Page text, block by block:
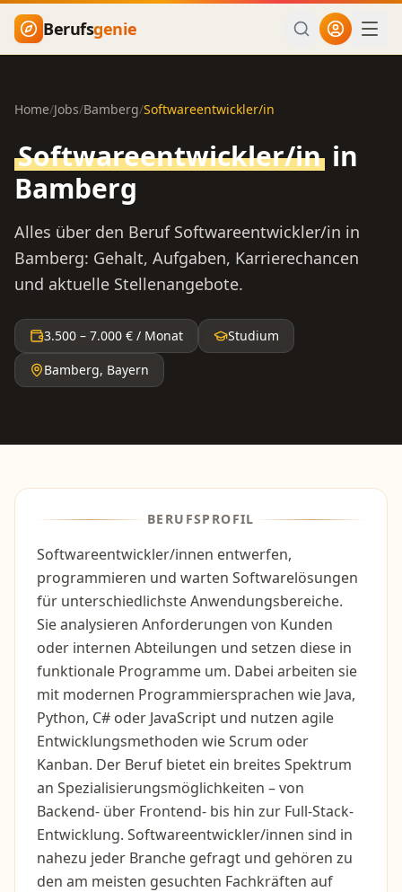
Zum Hauptinhalt springen
Berufsgenie
Home/Jobs/Bamberg/Softwareentwickler/in
Softwareentwickler/in in
Bamberg
Alles über den Beruf Softwareentwickler/in in
Bamberg: Gehalt, Aufgaben, Karrierechancen
und aktuelle Stellenangebote.
3.500 – 7.000 € / Monat
Studium
Bamberg, Bayern
BERUFSPROFIL
Softwareentwickler/innen entwerfen,
programmieren und warten Softwarelösungen
für unterschiedlichste Anwendungsbereiche.
Sie analysieren Anforderungen von Kunden
oder internen Abteilungen und setzen diese in
funktionale Programme um. Dabei arbeiten sie
mit modernen Programmiersprachen wie Java,
Python, C# oder JavaScript und nutzen agile
Entwicklungsmethoden wie Scrum oder
Kanban. Der Beruf bietet ein breites Spektrum
an Spezialisierungsmöglichkeiten – von
Backend- über Frontend- bis hin zur Full-Stack-
Entwicklung. Softwareentwickler/innen sind in
nahezu jeder Branche gefragt und gehören zu
den am meisten gesuchten Fachkräften auf